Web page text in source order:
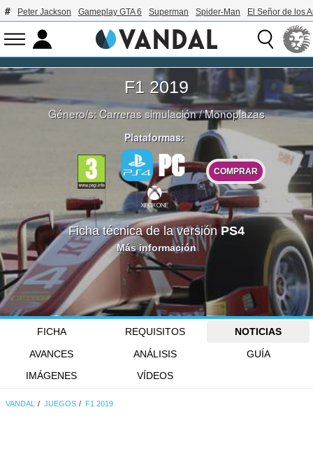
Peter Jackson Gameplay GTA 6 Superman Spider-Man El Señor de los
F1 2019
Género/s:Carreras simulación/Monoplazas
Plataformas:
COMPRAR
Ficha técnica de la versiónPS4
Más información
FICHA REQUISITOS
NOTICIAS
AVANCES
ANÁLISIS
GUÍA
IMÁGENES
VÍDEOS
VANDAL JUEGOS F1 2019